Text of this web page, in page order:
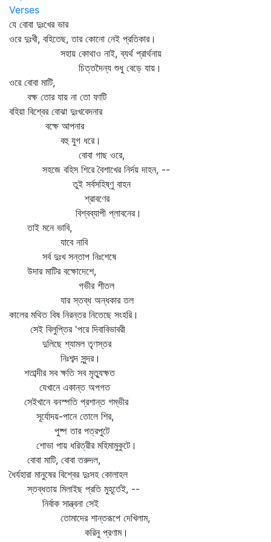
Verses
যে বোবা দুঃখের ভার
ওরে দুঃখী, বহিতেছ, তার কোনো নেই প্রতিকার।
সহায় কোথাও নাই, ব্যর্থ প্রার্থনায়
চিত্তদৈন্য শুধু বেড়ে যায়।
ওরে বোবা মাটি,
বক্ষ তোর যায় না তো ফাটি
বহিয়া বিশ্বের বোঝা দুঃখবেদনার
বক্ষে আপনার
বহু যুগ ধরে।
বোবা গাছ ওরে,
সহজে বহিস শিরে বৈশাখের নির্দয় দাহন, --
তুই সর্বসহিষ্ণু বাহন
শ্রাবণের
বিশ্বব্যাপী প্লাবনের।
তাই মনে ভাবি,
যাবে নাবি
সর্ব দুঃখ সন্তাপ নিঃশেষে
উদার মাটির বক্ষোদেশে,
গভীর শীতল
যার স্তব্ধ অন্ধকার তল
কালের মথিত বিষ নিরন্তর নিতেছে সংহরি।
সেই বিলুপ্তির 'পরে দিবাবিভাবরী
দুলিছে শ্যামল তৃণস্তর
নিঃশব্দ সুন্দর।
শতাব্দীর সব ক্ষতি সব মৃত্যুক্ষত
যেখানে একান্ত অপগত
সেইখানে বনস্পতি প্রশান্ত গম্ভীর
সূর্যোদয়-পানে তোলে শির,
পুষ্প তার পত্রপুটে
শোভা পায় ধরিত্রীর মহিমামুকুটে।
বোবা মাটি, বোবা তরুদল,
ধৈর্যহারা মানুষের বিশ্বের দুঃসহ কোলাহল
স্তব্ধতায় মিলাইছ প্রতি মুহূর্তেই, --
নির্বাক সান্ত্বনা সেই
তোমাদের শান্তরূপে দেখিলাম,
করিনু প্রণাম।